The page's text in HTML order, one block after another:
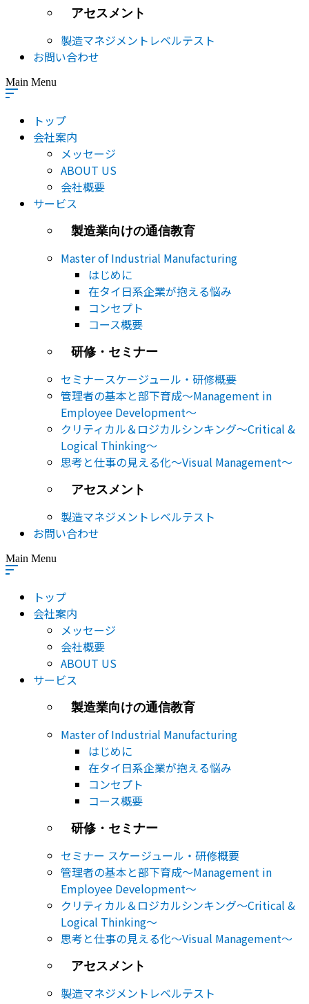
アセスメント
製造マネジメントレベルテスト
お問い合わせ
Main Menu
トップ
会社案内
メッセージ
ABOUT US
会社概要
サービス
製造業向けの通信教育
Master of Industrial Manufacturing
はじめに
在タイ日系企業が抱える悩み
コンセプト
コース概要
研修・セミナー
セミナー​スケージュール・研修概要
管理者の基本と部下育成～Management in
Employee Development～
クリティカル＆ロジカルシンキング～Critical &
Logical Thinking～
思考と仕事の見える化～Visual Management～
アセスメント
製造マネジメントレベルテスト
お問い合わせ
Main Menu
トップ
会社案内
メッセージ
会社概要
ABOUT US
サービス
製造業向けの通信教育
Master of Industrial Manufacturing
はじめに
在タイ日系企業が抱える悩み
コンセプト
コース概要
研修・セミナー
セミナー​ スケージュール・研修概要
管理者の基本と部下育成～Management in
Employee Development～
クリティカル＆ロジカルシンキング～Critical &
Logical Thinking～
思考と仕事の見える化～Visual Management～
アセスメント
製造マネジメントレベルテスト